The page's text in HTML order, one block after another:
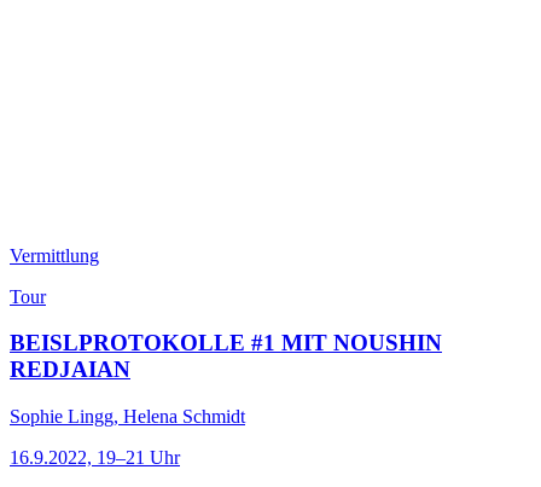
Vermittlung
Tour
BEISLPROTOKOLLE #1 MIT NOUSHIN
REDJAIAN
Sophie Lingg, Helena Schmidt
16.9.2022, 19–21 Uhr